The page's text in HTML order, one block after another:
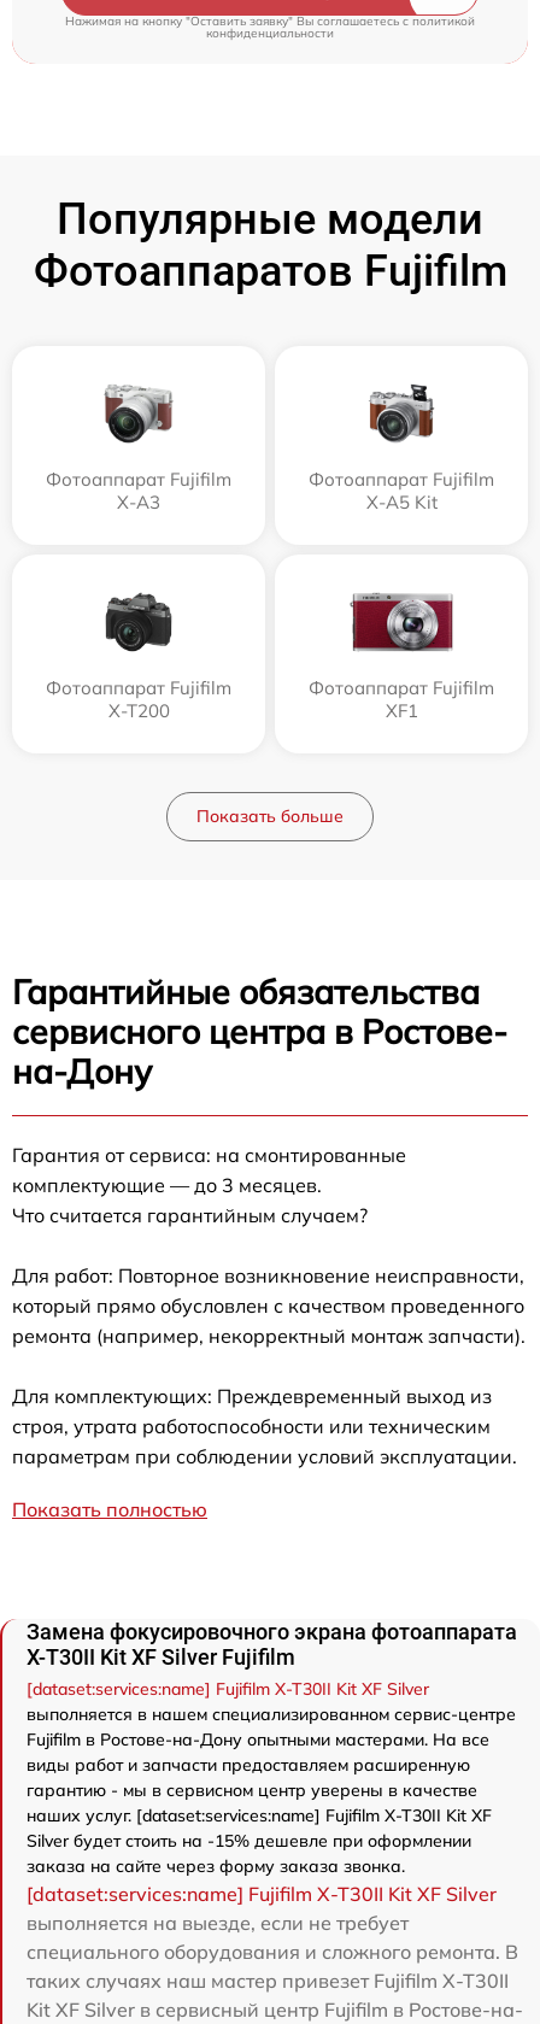
Нажимая на кнопку "Оставить заявку" Вы соглашаетесь c политикой
конфиденциальности
Популярные модели
Фотоаппаратов Fujifilm
Фотоаппарат Fujifilm
X-A3
Фотоаппарат Fujifilm
X-A5 Kit
Фотоаппарат Fujifilm
X-T200
Фотоаппарат Fujifilm
XF1
Показать больше
Гарантийные обязательства
сервисного центра в Ростове-
на-Дону
Гарантия от сервиса: на смонтированные
комплектующие — до 3 месяцев.
Что считается гарантийным случаем?
Для работ: Повторное возникновение неисправности,
который прямо обусловлен с качеством проведенного
ремонта (например, некорректный монтаж запчасти).
Для комплектующих: Преждевременный выход из
строя, утрата работоспособности или техническим
параметрам при соблюдении условий эксплуатации.
Показать полностью
Замена фокусировочного экрана фотоаппарата
X-T30II Kit XF Silver Fujifilm
[dataset:services:name] Fujifilm X-T30II Kit XF Silver
выполняется в нашем специализированном сервис-центре
Fujifilm в Ростове-на-Дону опытными мастерами. На все
виды работ и запчасти предоставляем расширенную
гарантию - мы в сервисном центр уверены в качестве
наших услуг. [dataset:services:name] Fujifilm X-T30II Kit XF
Silver будет стоить на -15% дешевле при оформлении
заказа на сайте через форму заказа звонка.
[dataset:services:name] Fujifilm X-T30II Kit XF Silver
выполняется на выезде, если не требует
специального оборудования и сложного ремонта. В
таких случаях наш мастер привезет Fujifilm X-T30II
Kit XF Silver в сервисный центр Fujifilm в Ростове-на-